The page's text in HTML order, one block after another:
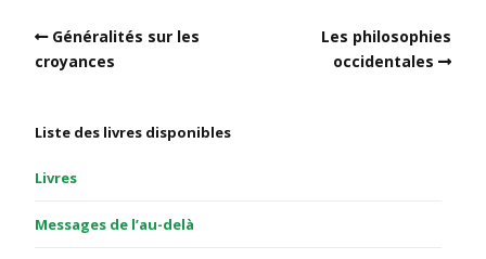
Généralités sur les
croyances
Les philosophies
occidentales
Liste des livres disponibles
Livres
Messages de l’au-delà